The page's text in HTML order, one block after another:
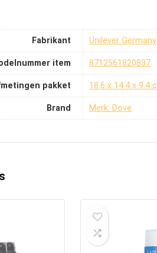
Fabrikant ‎Unilever Germany
item ‎8712561820837
pakket ‎18.6 x 14.4 x 9.4
Brand Merk: Dove